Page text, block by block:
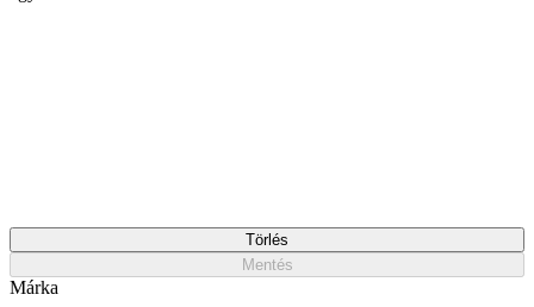
Törlés
Mentés
Márka